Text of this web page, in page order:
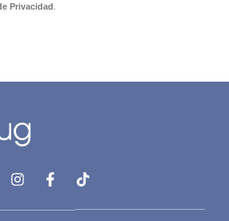
Privacidad
I
n
t
F
a
e
T
i
t